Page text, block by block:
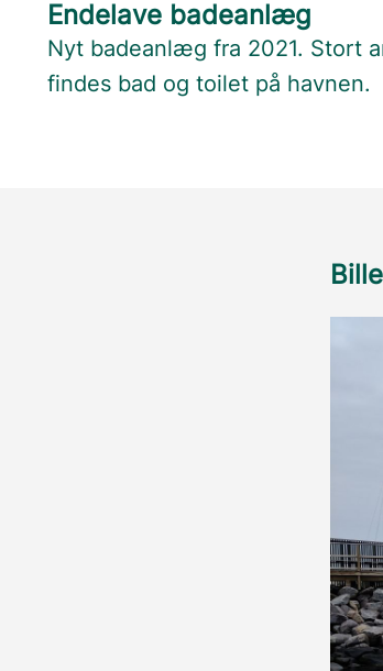
Endelave badeanlæg
Nyt badeanlæg fra 2021. Stort
findes bad og toilet på havnen.